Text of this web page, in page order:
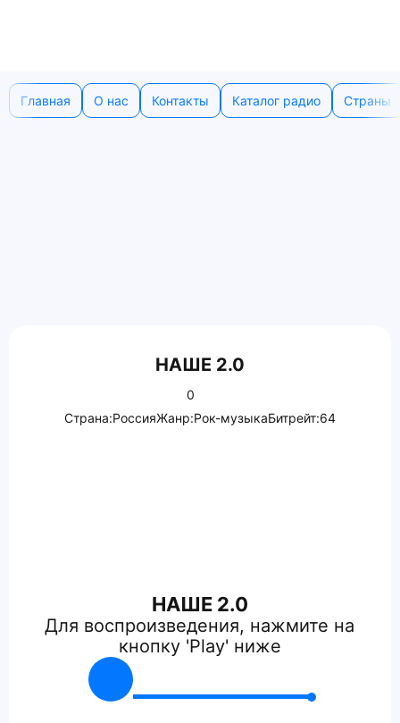
Главная О нас Контакты Каталог радио Страны
НАШЕ 2.0
0
Страна:РоссияЖанр:Рок-музыкаБитрейт:64
НАШЕ 2.0
Для воспроизведения, нажмите на
кнопку 'Play' ниже